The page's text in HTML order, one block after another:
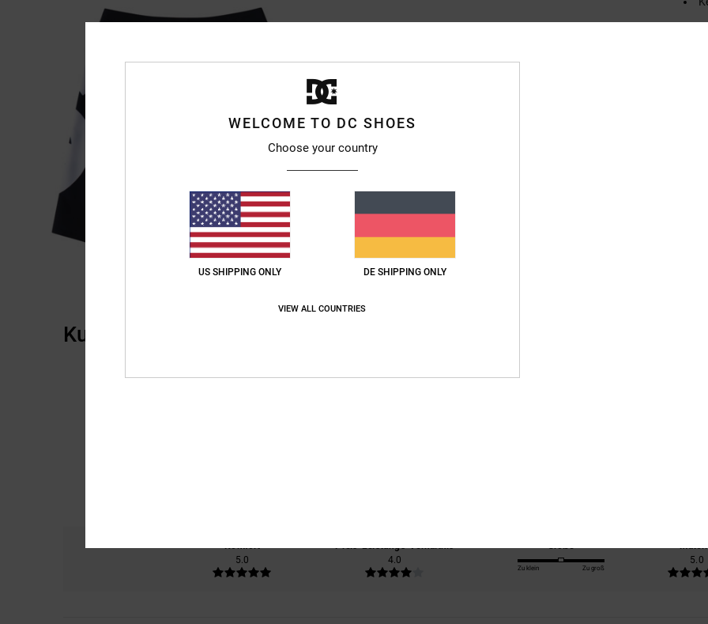
Kundenbewertungen
Komfort
5.0
Preis-Leistungs-Verhältnis
4.0
Größe
Zu klein Zu groß
5.0
WELCOME TO DC SHOES
Choose your country
US SHIPPING ONLY DE SHIPPING ONLY
VIEW ALL COUNTRIES